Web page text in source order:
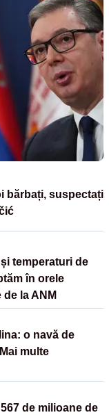
bărbați, suspectați
temperaturi de
în orele
la ANM
o navă de
multe
de milioane de